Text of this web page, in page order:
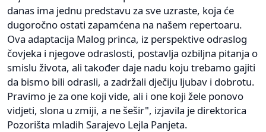
danas ima jednu predstavu za sve uzraste, koja će
dugoročno ostati zapamćena na našem repertoaru.
Ova adaptacija Malog princa, iz perspektive odraslog
čovjeka i njegove odraslosti, postavlja ozbiljna pitanja o
smislu života, ali također daje nadu koju trebamo gajiti
da bismo bili odrasli, a zadržali dječiju ljubav i dobrotu.
Pravimo je za one koji vide, ali i one koji žele ponovo
vidjeti, slona u zmiji, a ne šešir", izjavila je direktorica
Pozorišta mladih Sarajevo Lejla Panjeta.